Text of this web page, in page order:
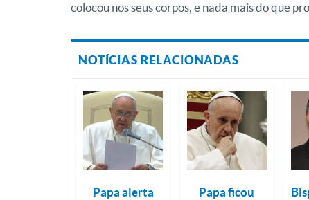
colocou nos seus corpos, e nada mais do que
NOTÍCIAS RELACIONADAS
Papa alerta
Papa ficou